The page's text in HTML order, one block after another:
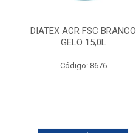
DIATEX ACR FSC BRANCO
GELO 15,0L
Código: 8676